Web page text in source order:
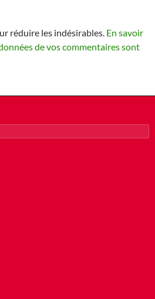
réduire les indésirables. En savoir
de vos commentaires sont